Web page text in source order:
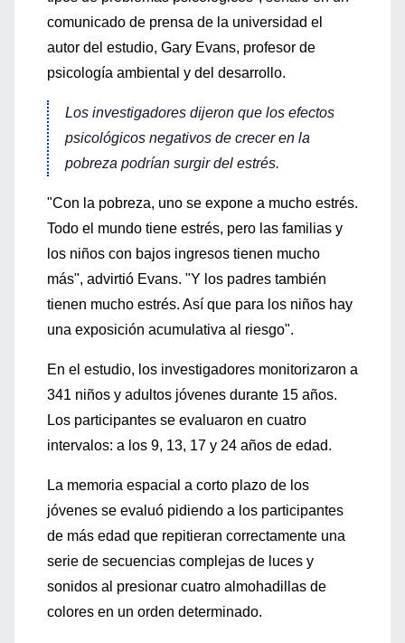
comunicado de prensa de la universidad el
autor del estudio, Gary Evans, profesor de
psicología ambiental y del desarrollo.
Los investigadores dijeron que los efectos
psicológicos negativos de crecer en la
pobreza podrían surgir del estrés.
"Con la pobreza, uno se expone a mucho estrés.
Todo el mundo tiene estrés, pero las familias y
los niños con bajos ingresos tienen mucho
más", advirtió Evans. "Y los padres también
tienen mucho estrés. Así que para los niños hay
una exposición acumulativa al riesgo".
En el estudio, los investigadores monitorizaron a
341 niños y adultos jóvenes durante 15 años.
Los participantes se evaluaron en cuatro
intervalos: a los 9, 13, 17 y 24 años de edad.
La memoria espacial a corto plazo de los
jóvenes se evaluó pidiendo a los participantes
de más edad que repitieran correctamente una
serie de secuencias complejas de luces y
sonidos al presionar cuatro almohadillas de
colores en un orden determinado.